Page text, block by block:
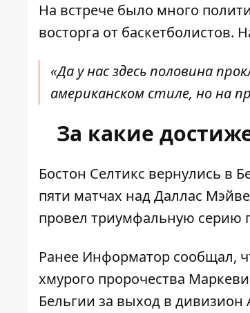
На встрече было много
восторга от
«Да у нас здесь половина
американском стиле, но на
За какие
Бостон Селтикс вернулись в
пяти матчах над Даллас
провел триумфальную серию
Ранее Информатор сообщал,
хмурого пророчества
Бельгии за выход в